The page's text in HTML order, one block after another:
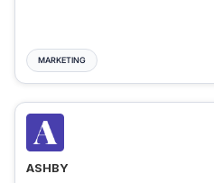
MARKETING
ASHBY